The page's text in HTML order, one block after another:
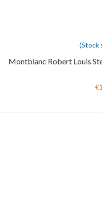
(Stock
Montblanc Robert Louis